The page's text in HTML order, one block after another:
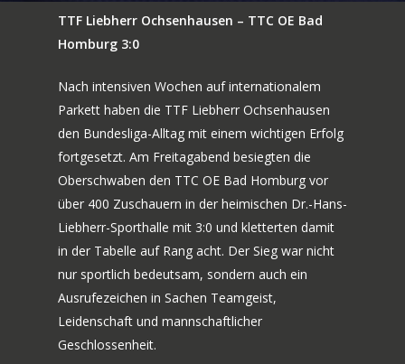
TTF Liebherr Ochsenhausen – TTC OE Bad
Homburg 3:0
Nach intensiven Wochen auf internationalem
Parkett haben die TTF Liebherr Ochsenhausen
den Bundesliga-Alltag mit einem wichtigen Erfolg
fortgesetzt. Am Freitagabend besiegten die
Oberschwaben den TTC OE Bad Homburg vor
über 400 Zuschauern in der heimischen Dr.-Hans-
Liebherr-Sporthalle mit 3:0 und kletterten damit
in der Tabelle auf Rang acht. Der Sieg war nicht
nur sportlich bedeutsam, sondern auch ein
Ausrufezeichen in Sachen Teamgeist,
Leidenschaft und mannschaftlicher
Geschlossenheit.